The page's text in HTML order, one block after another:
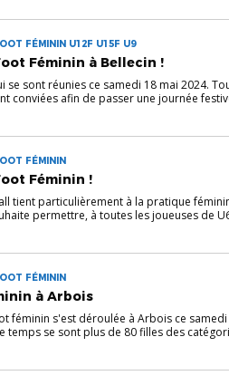
FÉMININ U12F U15F U9
Féminin à Bellecin !
se sont réunies ce samedi 18 mai 2024.
conviées afin de passer une journée
FÉMININ
Féminin !
tient particulièrement à la pratique
permettre, à toutes les joueuses de
FÉMININ
à Arbois
féminin s'est déroulée à Arbois ce samedi
temps se sont plus de 80 filles des